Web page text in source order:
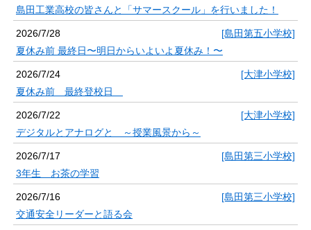
島田工業高校の皆さんと「サマースクール」を行いました！
2026/7/28
[島田第五小学校]
夏休み前 最終日〜明日からいよいよ夏休み！〜
2026/7/24
[大津小学校]
夏休み前 最終登校日
2026/7/22
[大津小学校]
デジタルとアナログと ～授業風景から～
2026/7/17
[島田第三小学校]
3年生 お茶の学習
2026/7/16
[島田第三小学校]
交通安全リーダーと語る会